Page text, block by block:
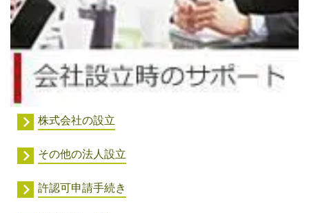
株式会社の設立
その他の法人設立
許認可申請手続き